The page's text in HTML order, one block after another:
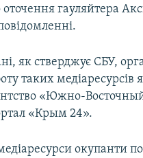
ОКУПАЦІЇ
ПРОБЛЕМА КРИМУ
RFE/RL
оточення гауляйтера
як стверджує СБУ,
таких медіаресурсів
«Южно-
«Крым 24».
окупанти